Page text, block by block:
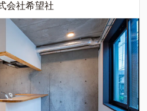
会社希望社